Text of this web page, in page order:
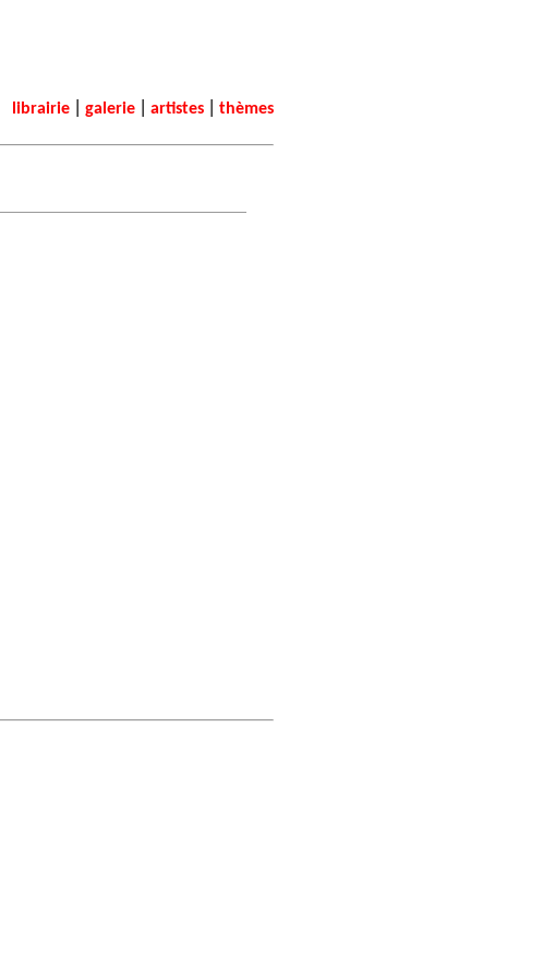
librairie galerie artistes thèmes